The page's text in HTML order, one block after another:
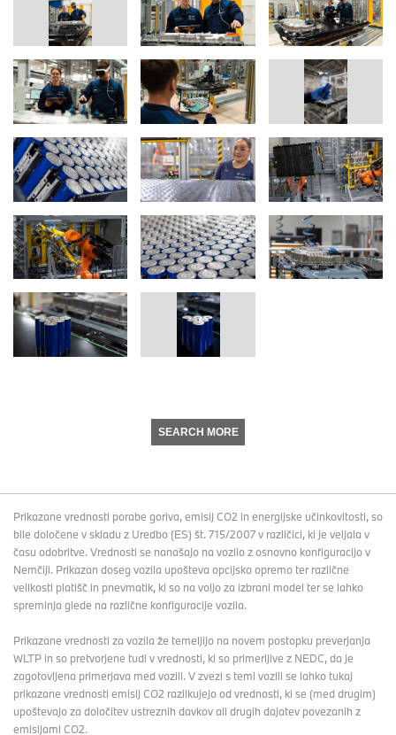
SEARCH MORE
Prikazane vrednosti porabe goriva, emisij CO2 in energijske učinkovitosti, so
bile določene v skladu z Uredbo (ES) št. 715/2007 v različici, ki je veljala v
času odobritve. Vrednosti se nanašajo na vozilo z osnovno konfiguracijo v
Nemčiji. Prikazan doseg vozila upošteva opcijsko opremo ter različne
velikosti platišč in pnevmatik, ki so na voljo za izbrani model ter se lahko
spreminja glede na različne konfiguracije vozila.
Prikazane vrednosti za vozila že temeljijo na novem postopku preverjanja
WLTP in so pretvorjene tudi v vrednosti, ki so primerljive z NEDC, da je
zagotovljena primerjava med vozili. V zvezi s temi vozili se lahko tukaj
prikazane vrednosti emisij CO2 razlikujejo od vrednosti, ki se (med drugim)
upoštevajo za določitev ustreznih davkov ali drugih dajatev povezanih z
emisijami CO2.